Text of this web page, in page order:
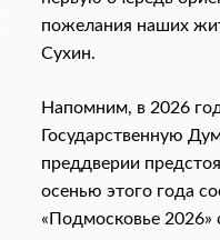
пожелания наших
Сухин.
Напомним, в 2026
Государственную
преддверии
осенью этого года
«Подмосковье 2026»